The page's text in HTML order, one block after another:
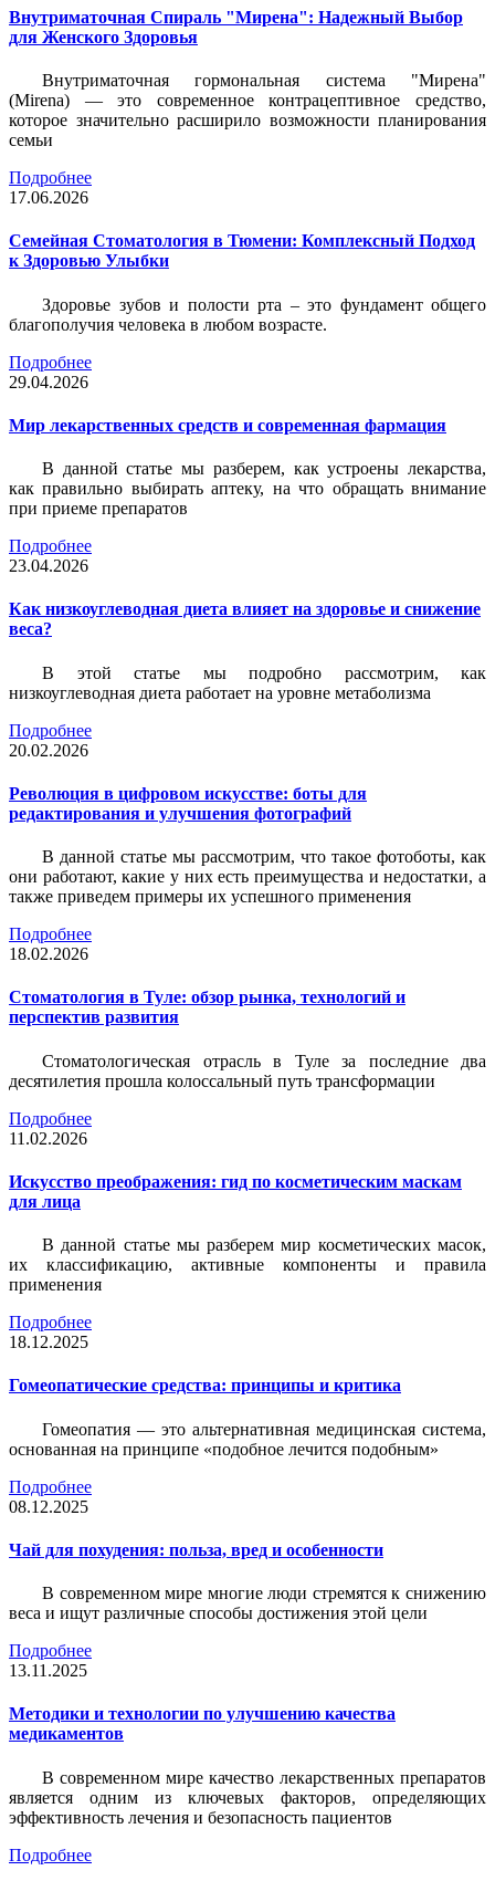
Внутриматочная Спираль "Мирена": Надежный Выбор
для Женского Здоровья
Внутриматочная гормональная система "Мирена"
(Mirena) — это современное контрацептивное средство,
которое значительно расширило возможности планирования
семьи
Подробнее
17.06.2026
Семейная Стоматология в Тюмени: Комплексный Подход
к Здоровью Улыбки
Здоровье зубов и полости рта – это фундамент общего
благополучия человека в любом возрасте.
Подробнее
29.04.2026
Мир лекарственных средств и современная фармация
В данной статье мы разберем, как устроены лекарства,
как правильно выбирать аптеку, на что обращать внимание
при приеме препаратов
Подробнее
23.04.2026
Как низкоуглеводная диета влияет на здоровье и снижение
веса?
В этой статье мы подробно рассмотрим, как
низкоуглеводная диета работает на уровне метаболизма
Подробнее
20.02.2026
Революция в цифровом искусстве: боты для
редактирования и улучшения фотографий
В данной статье мы рассмотрим, что такое фотоботы, как
они работают, какие у них есть преимущества и недостатки, а
также приведем примеры их успешного применения
Подробнее
18.02.2026
Стоматология в Туле: обзор рынка, технологий и
перспектив развития
Стоматологическая отрасль в Туле за последние два
десятилетия прошла колоссальный путь трансформации
Подробнее
11.02.2026
Искусство преображения: гид по косметическим маскам
для лица
В данной статье мы разберем мир косметических масок,
их классификацию, активные компоненты и правила
применения
Подробнее
18.12.2025
Гомеопатические средства: принципы и критика
Гомеопатия — это альтернативная медицинская система,
основанная на принципе «подобное лечится подобным»
Подробнее
08.12.2025
Чай для похудения: польза, вред и особенности
В современном мире многие люди стремятся к снижению
веса и ищут различные способы достижения этой цели
Подробнее
13.11.2025
Методики и технологии по улучшению качества
медикаментов
В современном мире качество лекарственных препаратов
является одним из ключевых факторов, определяющих
эффективность лечения и безопасность пациентов
Подробнее